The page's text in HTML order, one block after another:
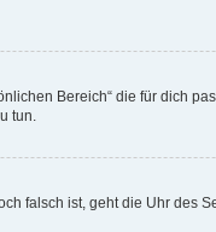
Bereich“ die für dich
tun.
falsch ist, geht die Uhr des